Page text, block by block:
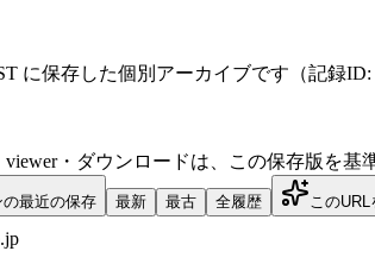
に保存した個別アーカイブです（記録ID:
・ダウンロードは、この保存版を基
の最近の保存 最新 最古 全履歴 この